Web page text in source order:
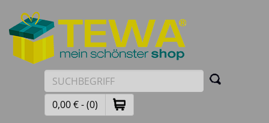
0,00 € - (0)